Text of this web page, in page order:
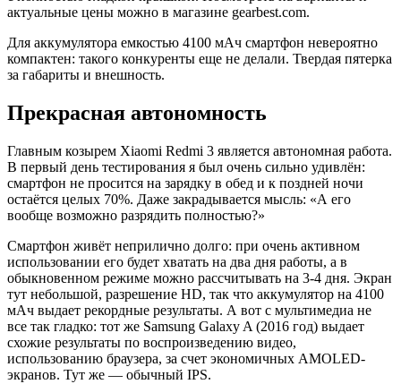
актуальные цены можно в магазине gearbest.com.
Для аккумулятора емкостью 4100 мАч смартфон невероятно
компактен: такого конкуренты еще не делали. Твердая пятерка
за габариты и внешность.
Прекрасная автономность
Главным козырем Xiaomi Redmi 3 является автономная работа.
В первый день тестирования я был очень сильно удивлён:
смартфон не просится на зарядку в обед и к поздней ночи
остаётся целых 70%. Даже закрадывается мысль: «А его
вообще возможно разрядить полностью?»
Смартфон живёт неприлично долго: при очень активном
использовании его будет хватать на два дня работы, а в
обыкновенном режиме можно рассчитывать на 3-4 дня. Экран
тут небольшой, разрешение HD, так что аккумулятор на 4100
мАч выдает рекордные результаты. А вот с мультимедиа не
все так гладко: тот же Samsung Galaxy A (2016 год) выдает
схожие результаты по воспроизведению видео,
использованию браузера, за счет экономичных AMOLED-
экранов. Тут же — обычный IPS.